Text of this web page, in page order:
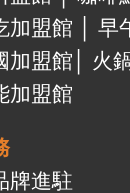
加盟館
早
加盟館
火
加盟館
牌進駐